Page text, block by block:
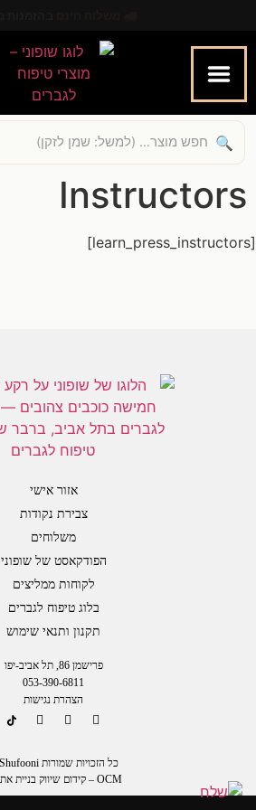
🔍
Instructors
[learn_press_instructors]
אזור אישי
צבירת נקודות
משלוחים
הפודקאסט של שופוני
לקוחות ממליצים
בלוג טיפוח לגברים
תקנון ותנאי שימוש
פרישמן 86, תל אביב-יפו
053-390-6811
הצהרת נגישות
כל הזכויות שמורות Shufooni ©
OCM – קידום שיווק בניית אתרים